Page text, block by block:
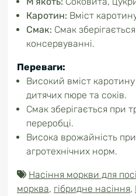
Каротин: Вміст
Смак: Смак
консервуванні.
Переваги:
Високий вміст каротину
дитячих пюре та соків.
Смак зберігається при
переробці.
Висока врожайність
агротехнічних норм.
Насіння моркви для
морква, гібридне насіння,